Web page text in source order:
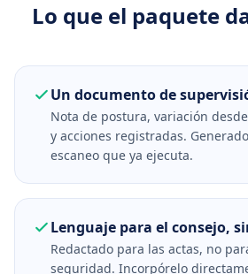
Lo que el paquete
Un documento de
Nota de postura, variación
y acciones registradas.
escaneo que ya ejecuta.
Lenguaje para el consejo,
Redactado para las actas, no
seguridad. Incorpórelo